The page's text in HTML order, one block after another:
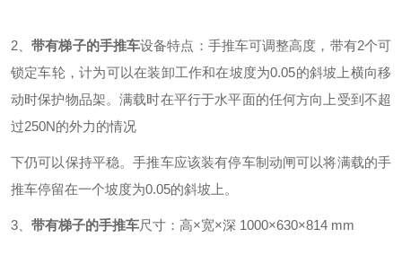
2 、带有梯子的手推车设备特点：手推车可调整高度，带有2个可
锁定车轮，计为可以在装卸工作和在坡度为0.05的斜坡上横向移
动时保护物品架。满载时在平行于水平面的任何方向上受到不超
过250N的外力的情况
下仍可以保持平稳。手推车应该装有停车制动闸可以将满载的手
推车停留在一个坡度为0.05的斜坡上。
3、 带有梯子的手推车尺寸：高×宽×深 1000×630×814 mm